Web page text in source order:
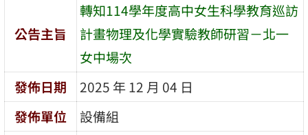
公告主旨
轉知114學年度高中女生科學教育巡訪
計畫物理及化學實驗教師研習－北一
女中場次
發佈日期
2025 年 12 月 04 日
發佈單位
設備組